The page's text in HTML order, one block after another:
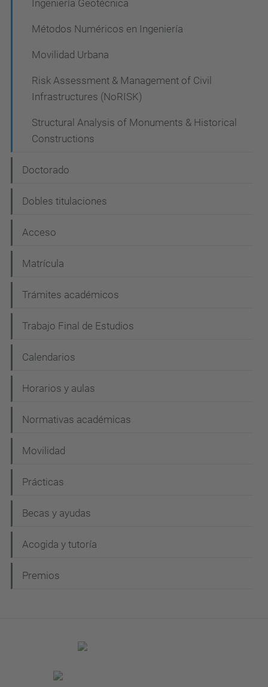
Ingeniería Geotécnica
Métodos Numéricos en Ingeniería
Movilidad Urbana
Risk Assessment & Management of Civil
Infrastructures (NoRISK)
Structural Analysis of Monuments & Historical
Constructions
Doctorado
Dobles titulaciones
Acceso
Matrícula
Trámites académicos
Trabajo Final de Estudios
Calendarios
Horarios y aulas
Normativas académicas
Movilidad
Prácticas
Becas y ayudas
Acogida y tutoría
Premios